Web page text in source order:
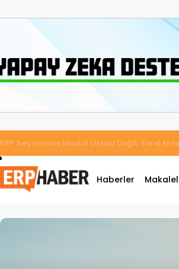
İkizler Aydınlatma, Workcube ERP ile
Haberler